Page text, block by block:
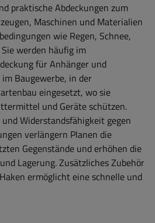
praktische Abdeckungen zum
Maschinen und Materialien
wie Regen, Schnee,
werden häufig im
für Anhänger und
Baugewerbe, in der
eingesetzt, wo sie
und Geräte schützen.
Widerstandsfähigkeit gegen
verlängern Planen die
Gegenstände und erhöhen die
Lagerung. Zusätzliches Zubehör
ermöglicht eine schnelle und